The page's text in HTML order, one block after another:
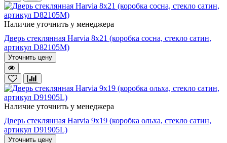
Наличие уточнить у менеджера
Дверь стеклянная Harvia 8х21 (коробка сосна, стекло сатин,
артикул D82105M)
Уточнить цену
Наличие уточнить у менеджера
Дверь стеклянная Harvia 9х19 (коробка ольха, стекло сатин,
артикул D91905L)
Уточнить цену